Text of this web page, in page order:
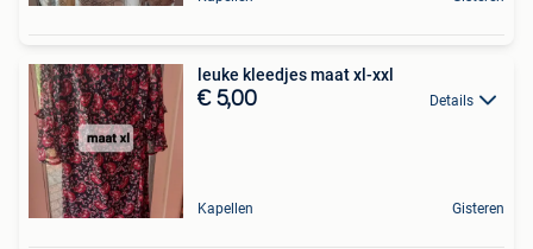
leuke kleedjes maat xl-xxl
€ 5,00 Details
Kapellen Gisteren